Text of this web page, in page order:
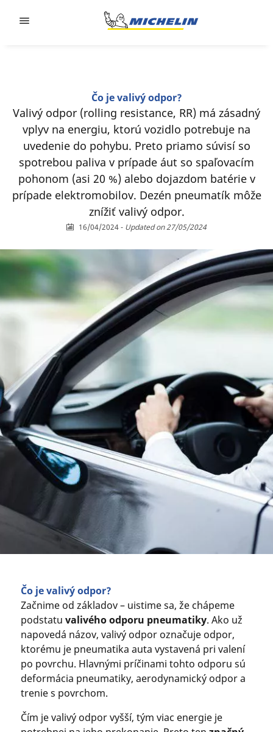
Čo je valivý odpor?
Valivý odpor (rolling resistance, RR) má zásadný
vplyv na energiu, ktorú vozidlo potrebuje na
uvedenie do pohybu. Preto priamo súvisí so
spotrebou paliva v prípade áut so spaľovacím
pohonom (asi 20 %) alebo dojazdom batérie v
prípade elektromobilov. Dezén pneumatík môže
znížiť valivý odpor.
16/04/2024- Updated on 27/05/2024
Čo je valivý odpor?
Začnime od základov – uistime sa, že chápeme
podstatu valivého odporu pneumatiky. Ako už
napovedá názov, valivý odpor označuje odpor,
ktorému je pneumatika auta vystavená pri valení
po povrchu. Hlavnými príčinami tohto odporu sú
deformácia pneumatiky, aerodynamický odpor a
trenie s povrchom.
Čím je valivý odpor vyšší, tým viac energie je